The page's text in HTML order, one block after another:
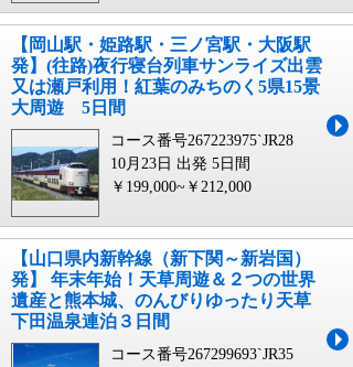
【岡山駅・姫路駅・三ノ宮駅・大阪駅
発】(往路)夜行寝台列車サンライズ出雲
又は瀬戸利用！紅葉のみちのく5県15景
大周遊 5日間
コース番号267223975`JR28
10月23日 出発 5日間
￥199,000~￥212,000
【山口県内新幹線（新下関～新岩国）
発】 年末年始！天草周遊＆２つの世界
遺産と熊本城、のんびりゆったり天草
下田温泉連泊３日間
コース番号267299693`JR35